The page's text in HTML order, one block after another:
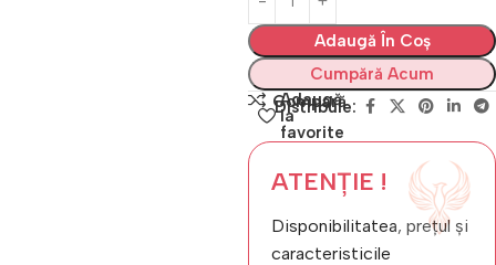
Adaugă În Coș
Cumpără Acum
Compară
Adaugă
la
favorite
Distribuie:
ATENȚIE !
Disponibilitatea, prețul și
caracteristicile